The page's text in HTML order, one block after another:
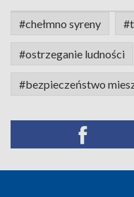
#chełmno syreny
#ostrzeganie ludności
#bezpieczeństwo